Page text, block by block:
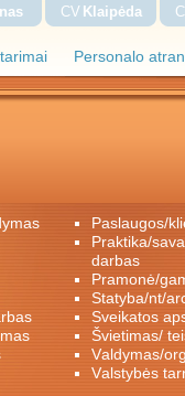
Personalo
CV Klaipėda
paslaugos/
praktika/savanoriškas darbas/papildomas
darbas
pramonė/
statyba/nt/
sveikatos
švietimas/
valdymas/
valstybės